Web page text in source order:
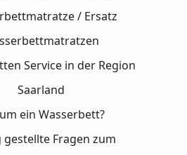
/ Ersatz
Service in der Region
Saarland
ein Wasserbett?
gestellte Fragen zum